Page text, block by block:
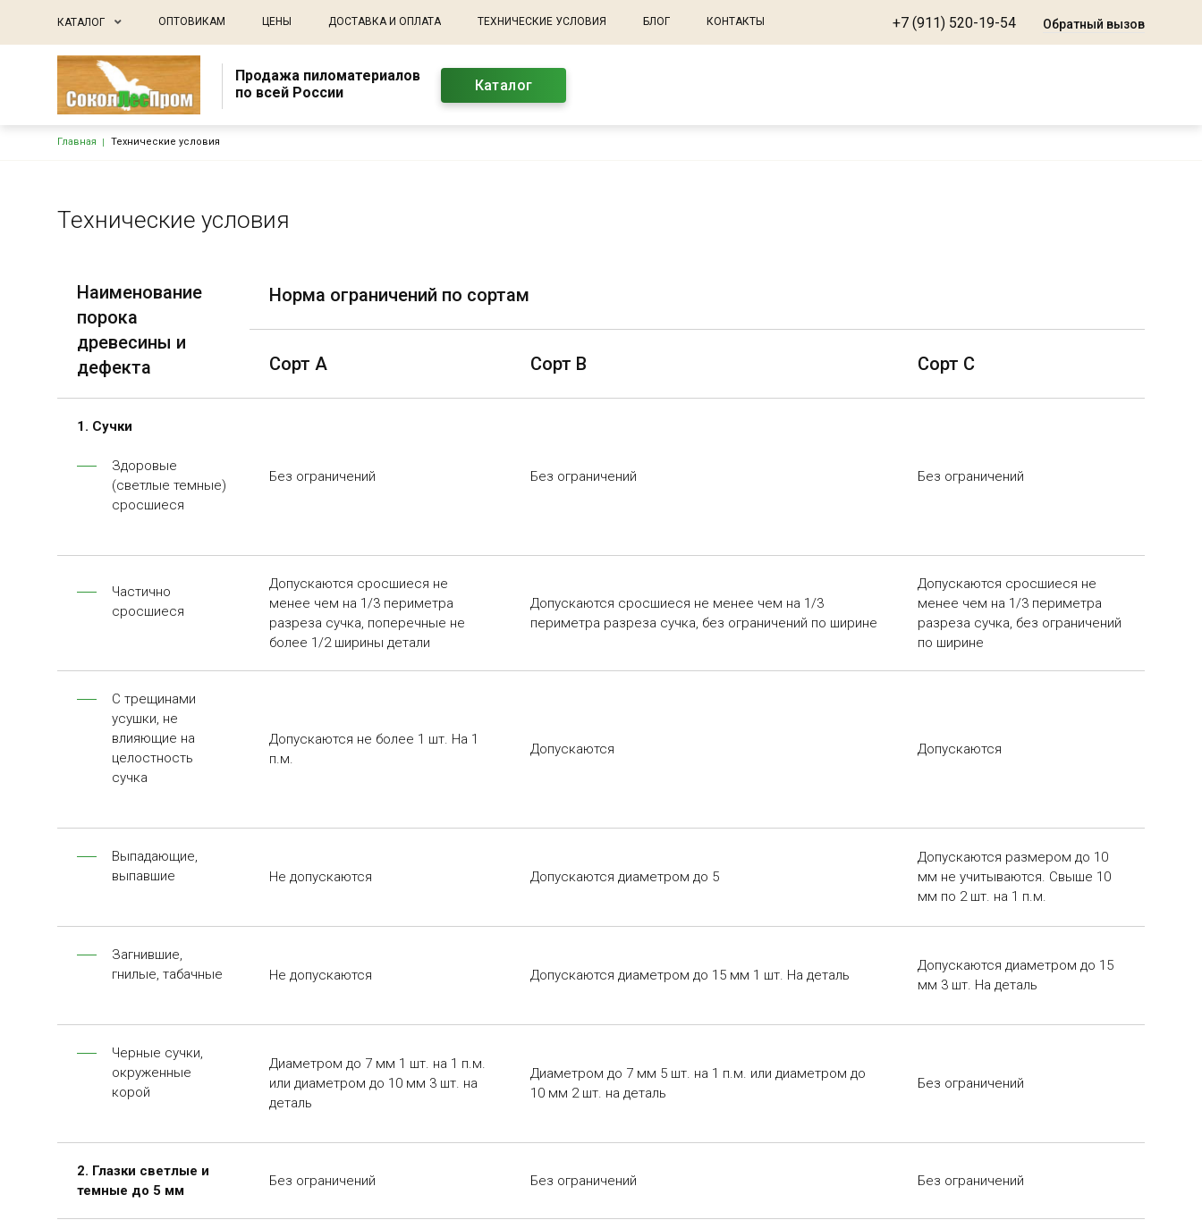
Основная навигация
КАТАЛОГ ОПТОВИКАМ ЦЕНЫ ДОСТАВКА И ОПЛАТА ТЕХНИЧЕСКИЕ УСЛОВИЯ БЛОГ КОНТАКТЫ +7 (911) 520-19-54 Обратный вызов
Продажа пиломатериалов
по всей России
Каталог
Строка навигации
Главная Технические условия
Технические условия
Наименование
порока
древесины и
дефекта
Норма ограничений по сортам
Сорт А Сорт В Сорт С
1. Сучки
Здоровые
(светлые темные)
сросшиеся
Без ограничений Без ограничений Без ограничений
Частично
сросшиеся
Допускаются сросшиеся не
менее чем на 1/3 периметра
разреза сучка, поперечные не
более 1/2 ширины детали
Допускаются сросшиеся не менее чем на 1/3
периметра разреза сучка, без ограничений по ширине
Допускаются сросшиеся не
менее чем на 1/3 периметра
разреза сучка, без ограничений
по ширине
С трещинами
усушки, не
влияющие на
целостность
сучка
Допускаются не более 1 шт. На 1
п.м.
Допускаются Допускаются
Выпадающие,
выпавшие
Не допускаются Допускаются диаметром до 5
Допускаются размером до 10
мм не учитываются. Свыше 10
мм по 2 шт. на 1 п.м.
Загнившие,
гнилые, табачные
Не допускаются Допускаются диаметром до 15 мм 1 шт. На деталь
Допускаются диаметром до 15
мм 3 шт. На деталь
Черные сучки,
окруженные
корой
Диаметром до 7 мм 1 шт. на 1 п.м.
или диаметром до 10 мм 3 шт. на
деталь
Диаметром до 7 мм 5 шт. на 1 п.м. или диаметром до
10 мм 2 шт. на деталь
Без ограничений
2. Глазки светлые и
темные до 5 мм
Без ограничений Без ограничений Без ограничений